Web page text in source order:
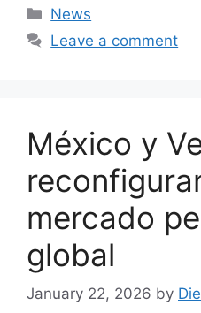
Categories
News
Leave a comment
México y
mercado
global
January 22, 2026 by